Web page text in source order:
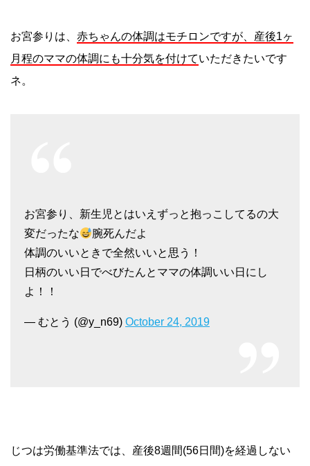
お宮参りは、 赤ちゃんの体調はモチロンですが、産後1ヶ
月程のママの体調にも十分気を付けていただきたいです
ネ。
お宮参り、新生児とはいえずっと抱っこしてるの大
変だったな
腕死んだよ
体調のいいときで全然いいと思う！
日柄のいい日でべびたんとママの体調いい日にし
よ！！
— むとう (@y_n69) October 24, 2019
じつは労働基準法では、産後8週間(56日間)を経過しない